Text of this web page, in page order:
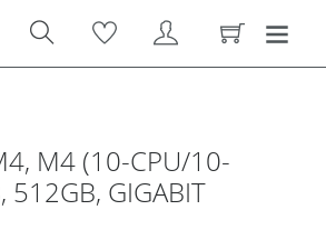
M4 (10-CPU/10-
512GB, GIGABIT